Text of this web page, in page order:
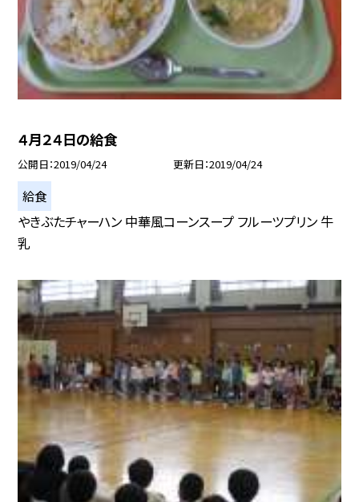
４月２４日の給食
公開日 2019/04/24 更新日 2019/04/24
給食
やきぶたチャーハン 中華風コーンスープ フルーツプリン 牛
乳